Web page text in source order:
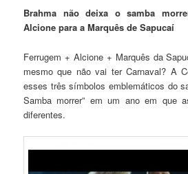
Brahma não deixa o samba
Alcione para a Marquês de Sapucaí
Ferrugem + Alcione + Marquês da
mesmo que não vai ter Carnaval? A
esses três símbolos emblemáticos do
Samba morrer” em um ano em que
diferentes.